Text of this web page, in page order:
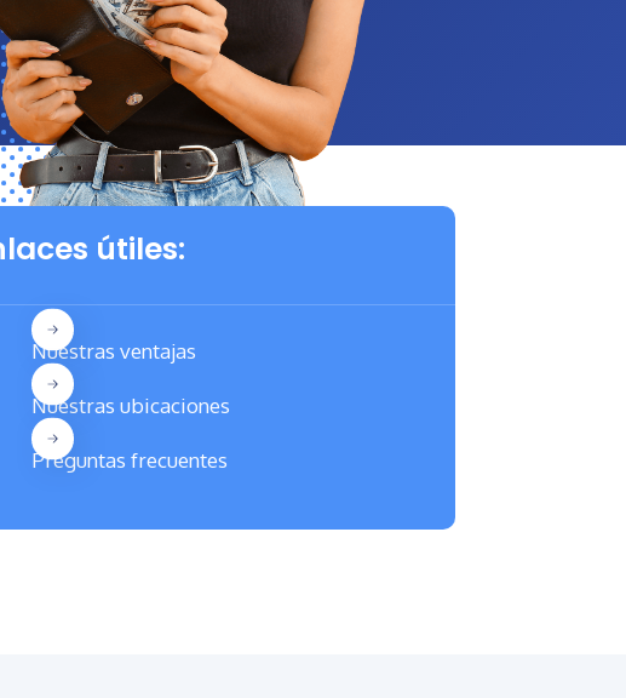
útiles:
Nuestras ventajas
Nuestras ubicaciones
Preguntas frecuentes